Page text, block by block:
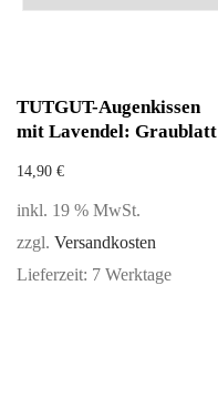
TUTGUT-Augenkissen
mit Lavendel: Graublatt
14,90 €
inkl. 19 % MwSt.
zzgl. Versandkosten
Lieferzeit: 7 Werktage